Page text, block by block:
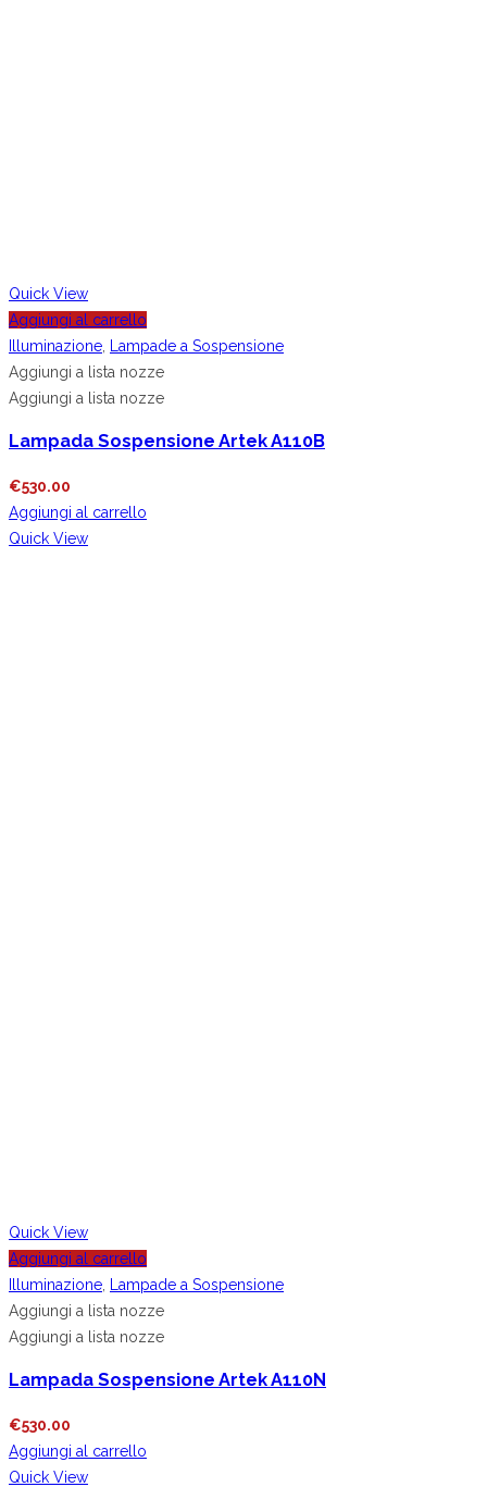
Quick View
Aggiungi al carrello
Illuminazione
Lampade a Sospensione
Aggiungi a lista nozze
Aggiungi a lista nozze
Lampada Sospensione Artek A110B
€530.00
Aggiungi al carrello
Quick View
Quick View
Aggiungi al carrello
Illuminazione
Lampade a Sospensione
Aggiungi a lista nozze
Aggiungi a lista nozze
Lampada Sospensione Artek A110N
€530.00
Aggiungi al carrello
Quick View